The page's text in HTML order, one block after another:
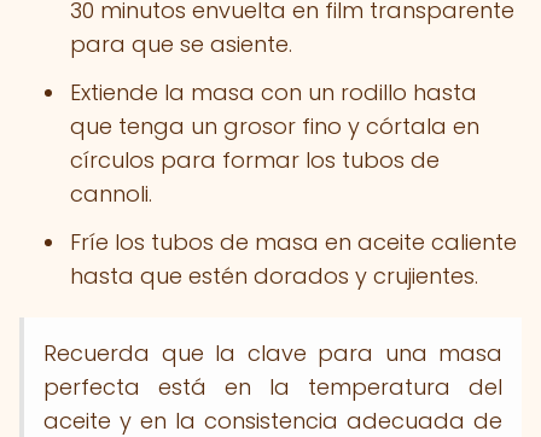
30 minutos envuelta en film transparente
para que se asiente.
Extiende la masa con un rodillo hasta
que tenga un grosor fino y córtala en
círculos para formar los tubos de
cannoli.
Fríe los tubos de masa en aceite caliente
hasta que estén dorados y crujientes.
Recuerda que la clave para una masa
perfecta está en la temperatura del
aceite y en la consistencia adecuada de